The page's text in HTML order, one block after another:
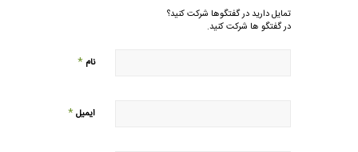
تمایل دارید در گفتگوها شرکت کنید؟
در گفتگو ها شرکت کنید.
نام *
ایمیل*